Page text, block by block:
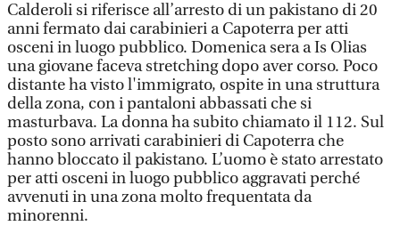
Calderoli si riferisce all’arresto di un pakistano di 20
anni fermato dai carabinieri a Capoterra per atti
osceni in luogo pubblico. Domenica sera a Is Olias
una giovane faceva stretching dopo aver corso. Poco
distante ha visto l'immigrato, ospite in una struttura
della zona, con i pantaloni abbassati che si
masturbava. La donna ha subito chiamato il 112. Sul
posto sono arrivati carabinieri di Capoterra che
hanno bloccato il pakistano. L’uomo è stato arrestato
per atti osceni in luogo pubblico aggravati perché
avvenuti in una zona molto frequentata da
minorenni.